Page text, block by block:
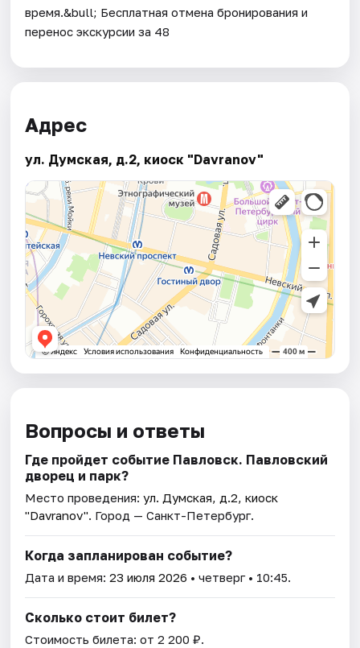
время.&bull; Бесплатная отмена бронирования и
перенос экскурсии за 48
Адрес
ул. Думская, д.2, киоск "Davranov"
Вопросы и ответы
Где пройдет событие Павловск. Павловский
дворец и парк?
Место проведения:ул. Думская, д.2, киоск
"Davranov". Город — Санкт-Петербург.
Когда запланирован событие?
Дата и время:23 июля 2026 • четверг • 10:45.
Сколько стоит билет?
Стоимость билета: от 2 200 ₽.